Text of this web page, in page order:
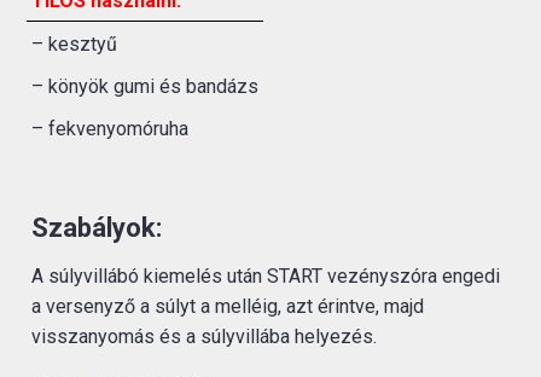
– kesztyű
– könyök gumi és bandázs
– fekvenyomóruha
Szabályok:
A súlyvillábó kiemelés után START vezényszóra engedi
a versenyző a súlyt a melléig, azt érintve, majd
visszanyomás és a súlyvillába helyezés.